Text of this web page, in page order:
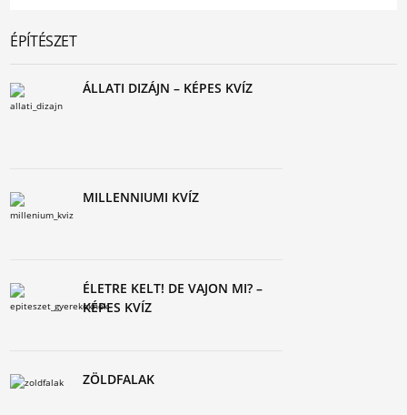
ÉPÍTÉSZET
ÁLLATI DIZÁJN – KÉPES KVÍZ
MILLENNIUMI KVÍZ
ÉLETRE KELT! DE VAJON MI? –
KÉPES KVÍZ
ZÖLDFALAK